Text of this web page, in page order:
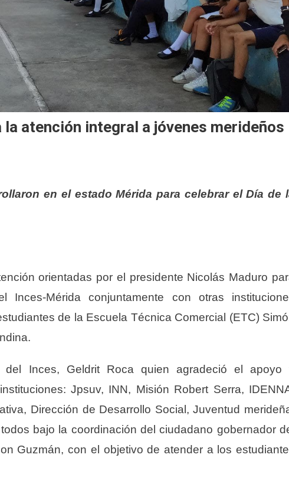
la atención integral a jóvenes merideños
aron en el estado Mérida para celebrar el Día de
orientadas por el presidente Nicolás Maduro
Mérida conjuntamente con otras
de la Escuela Técnica Comercial (ETC)
Inces, Geldrit Roca quien agradeció el apoyo
Jpsuv, INN, Misión Robert Serra,
Dirección de Desarrollo Social, Juventud
bajo la coordinación del ciudadano gobernador
Guzmán, con el objetivo de atender a los